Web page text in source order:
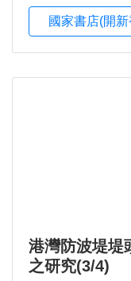
國家書店(開
港灣防波堤堤
之研究(3/4)